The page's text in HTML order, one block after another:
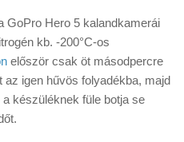
GoPro Hero 5 kalandkamerái
kb. -200°C-os
először csak öt másodpercre
az igen hűvös folyadékba, majd
készüléknek füle botja se